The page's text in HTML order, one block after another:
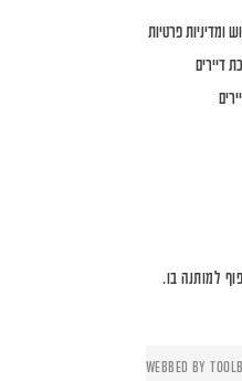
ומדיניות פרטיות
דיירים
למותנה בו.
WEBBED BY